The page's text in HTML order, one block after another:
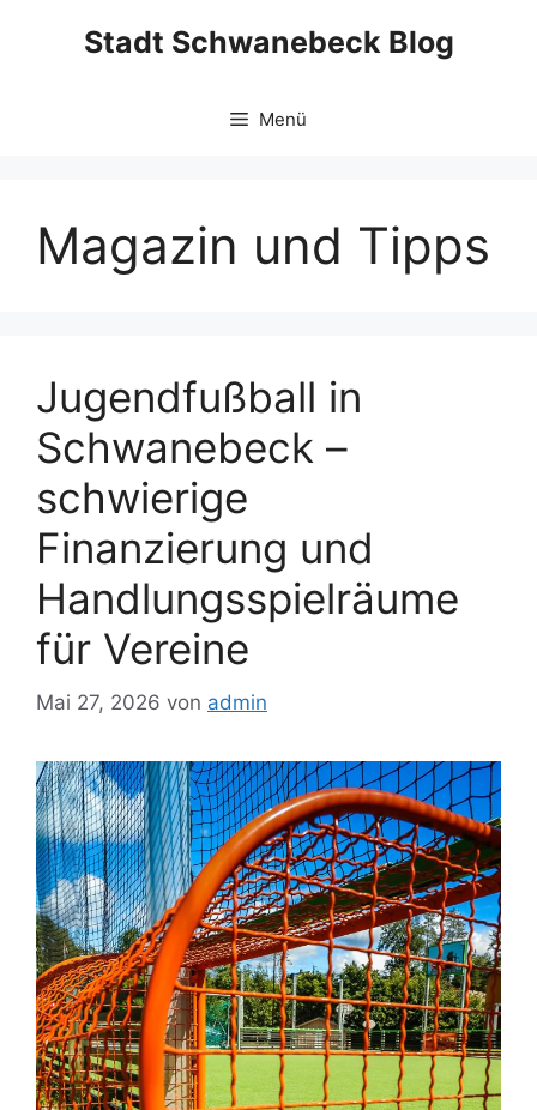
Stadt Schwanebeck Blog
Menü
Magazin und Tipps
Jugendfußball in
Schwanebeck –
schwierige
Finanzierung und
Handlungsspielräume
für Vereine
Mai 27, 2026 von admin